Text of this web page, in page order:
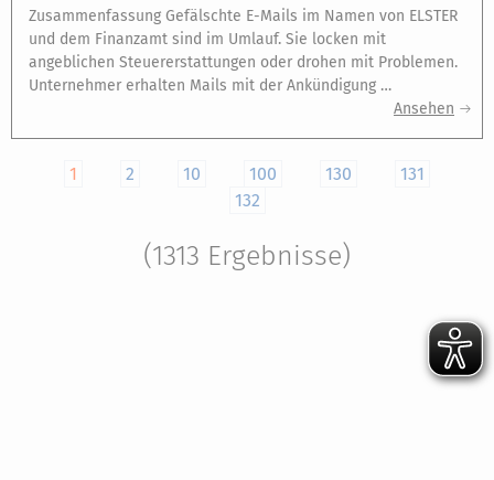
Zusammenfassung Gefälschte E-Mails im Namen von ELSTER
und dem Finanzamt sind im Umlauf. Sie locken mit
angeblichen Steuererstattungen oder drohen mit Problemen.
Unternehmer erhalten Mails mit der Ankündigung …
Ansehen
1 2 10 100 130
131
132
(1313 Ergebnisse)